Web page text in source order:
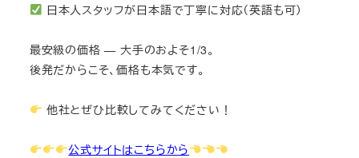
日本人スタッフが日本語で丁寧に対応（英語も可）
最安級の価格 — 大手のおよそ1/3。
後発だからこそ、価格も本気です。
他社とぜひ比較してみてください！
公式サイトはこちらから